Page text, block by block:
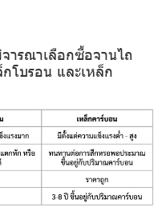
ารณาเลือกซื้อจานไถ
โบรอน และเหล็ก